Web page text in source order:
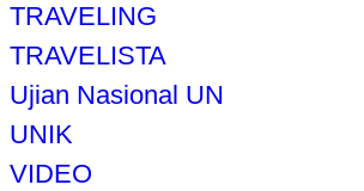
TRAVELING
TRAVELISTA
Ujian Nasional UN
UNIK
VIDEO